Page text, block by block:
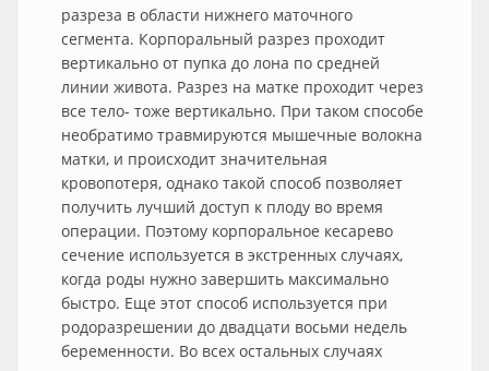
разреза в области нижнего маточного
сегмента. Корпоральный разрез проходит
вертикально от пупка до лона по средней
линии живота. Разрез на матке проходит через
все тело- тоже вертикально. При таком способе
необратимо травмируются мышечные волокна
матки, и происходит значительная
кровопотеря, однако такой способ позволяет
получить лучший доступ к плоду во время
операции. Поэтому корпоральное кесарево
сечение используется в экстренных случаях,
когда роды нужно завершить максимально
быстро. Еще этот способ используется при
родоразрешении до двадцати восьми недель
беременности. Во всех остальных случаях